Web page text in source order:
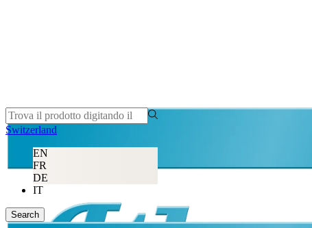
Switzerland
EN
FR
DE
IT
Search